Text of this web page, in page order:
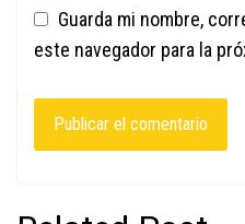
Guarda mi nombre,
este navegador para la